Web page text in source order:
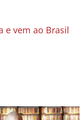
e vem ao Brasil